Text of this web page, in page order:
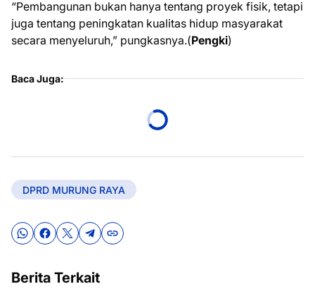
“Pembangunan bukan hanya tentang proyek fisik, tetapi
juga tentang peningkatan kualitas hidup masyarakat
secara menyeluruh,” pungkasnya.(Pengki)
Baca Juga:
DPRD MURUNG RAYA
Berita Terkait